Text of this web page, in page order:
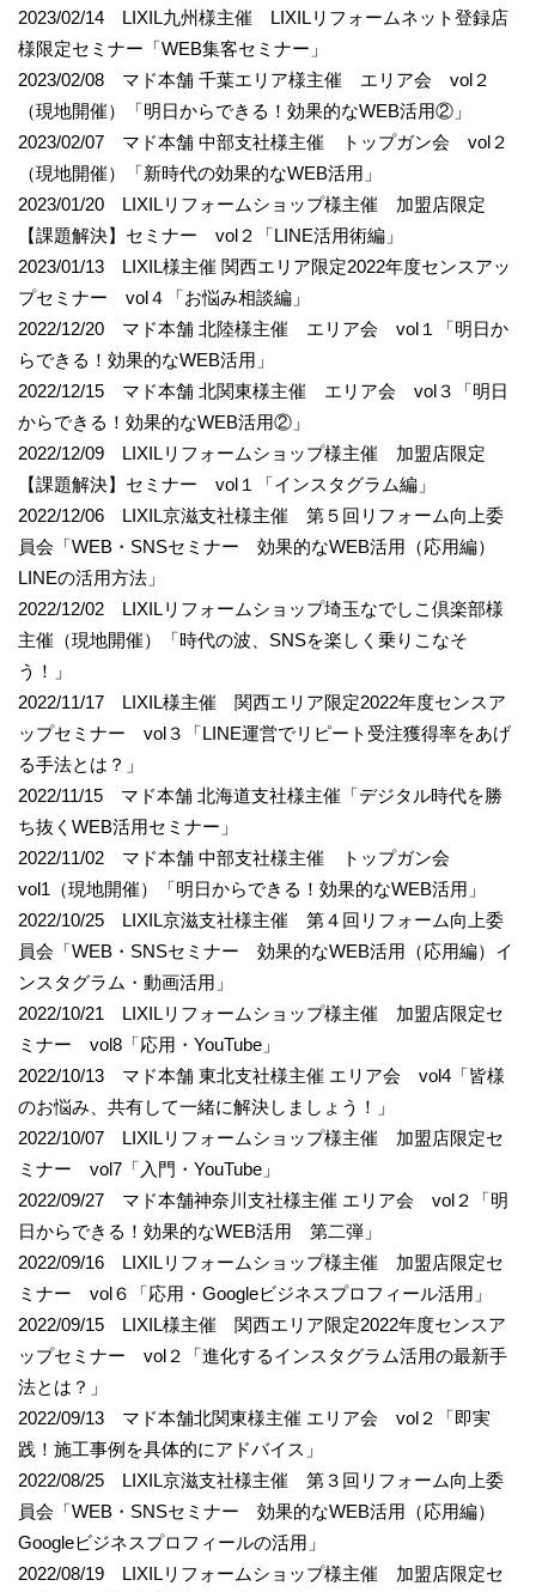
2023/02/14 LIXIL九州様主催 LIXILリフォームネット登録店
様限定セミナー「WEB集客セミナー」
2023/02/08 マド本舗 千葉エリア様主催 エリア会 vol２
（現地開催）「明日からできる！効果的なWEB活用②」
2023/02/07 マド本舗 中部支社様主催 トップガン会 vol２
（現地開催）「新時代の効果的なWEB活用」
2023/01/20 LIXILリフォームショップ様主催 加盟店限定
【課題解決】セミナー vol２「LINE活用術編」
2023/01/13 LIXIL様主催 関西エリア限定2022年度センスアッ
プセミナー vol４「お悩み相談編」
2022/12/20 マド本舗 北陸様主催 エリア会 vol１「明日か
らできる！効果的なWEB活用」
2022/12/15 マド本舗 北関東様主催 エリア会 vol３「明日
からできる！効果的なWEB活用②」
2022/12/09 LIXILリフォームショップ様主催 加盟店限定
【課題解決】セミナー vol１「インスタグラム編」
2022/12/06 LIXIL京滋支社様主催 第５回リフォーム向上委
員会「WEB・SNSセミナー 効果的なWEB活用（応用編）
LINEの活用方法」
2022/12/02 LIXILリフォームショップ埼玉なでしこ倶楽部様
主催（現地開催）「時代の波、SNSを楽しく乗りこなそ
う！」
2022/11/17 LIXIL様主催 関西エリア限定2022年度センスア
ップセミナー vol３「LINE運営でリピート受注獲得率をあげ
る手法とは？」
2022/11/15 マド本舗 北海道支社様主催「デジタル時代を勝
ち抜くWEB活用セミナー」
2022/11/02 マド本舗 中部支社様主催 トップガン会
vol1（現地開催）「明日からできる！効果的なWEB活用」
2022/10/25 LIXIL京滋支社様主催 第４回リフォーム向上委
員会「WEB・SNSセミナー 効果的なWEB活用（応用編）イ
ンスタグラム・動画活用」
2022/10/21 LIXILリフォームショップ様主催 加盟店限定セ
ミナー vol8「応用・YouTube」
2022/10/13 マド本舗 東北支社様主催 エリア会 vol4「皆様
のお悩み、共有して一緒に解決しましょう！」
2022/10/07 LIXILリフォームショップ様主催 加盟店限定セ
ミナー vol7「入門・YouTube」
2022/09/27 マド本舗神奈川支社様主催 エリア会 vol２「明
日からできる！効果的なWEB活用 第二弾」
2022/09/16 LIXILリフォームショップ様主催 加盟店限定セ
ミナー vol６「応用・Googleビジネスプロフィール活用」
2022/09/15 LIXIL様主催 関西エリア限定2022年度センスア
ップセミナー vol２「進化するインスタグラム活用の最新手
法とは？」
2022/09/13 マド本舗北関東様主催 エリア会 vol２「即実
践！施工事例を具体的にアドバイス」
2022/08/25 LIXIL京滋支社様主催 第３回リフォーム向上委
員会「WEB・SNSセミナー 効果的なWEB活用（応用編）
Googleビジネスプロフィールの活用」
2022/08/19 LIXILリフォームショップ様主催 加盟店限定セ